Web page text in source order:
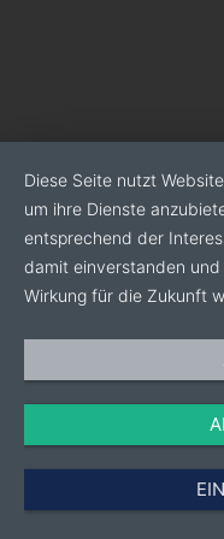
Diese Seite nutzt
um ihre Dienste
entsprechend der
damit einverstanden und
Wirkung für die Zukunft